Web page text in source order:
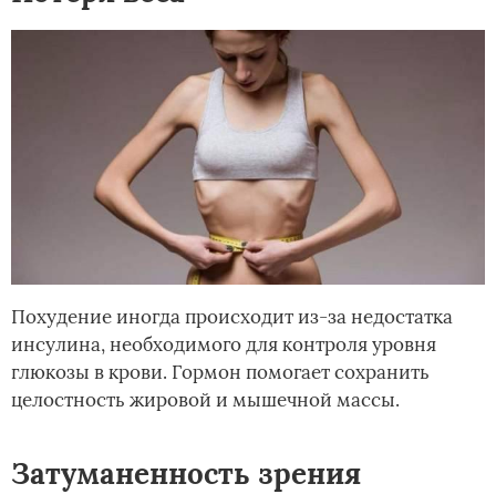
Похудение иногда происходит из-за недостатка
инсулина, необходимого для контроля уровня
глюкозы в крови. Гормон помогает сохранить
целостность жировой и мышечной массы.
Затуманенность зрения